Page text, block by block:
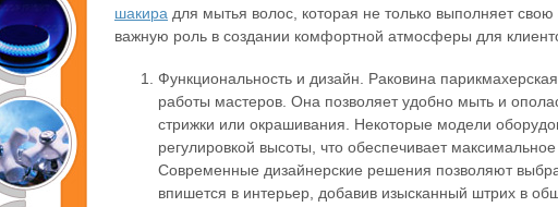
шакира для мытья волос, которая не только выполняет
важную роль в создании комфортной атмосферы для
Функциональность и дизайн. Раковина
работы мастеров. Она позволяет удобно мыть и
стрижки или окрашивания. Некоторые модели
регулировкой высоты, что обеспечивает
Современные дизайнерские решения позволяют
впишется в интерьер, добавив изысканный штрих в